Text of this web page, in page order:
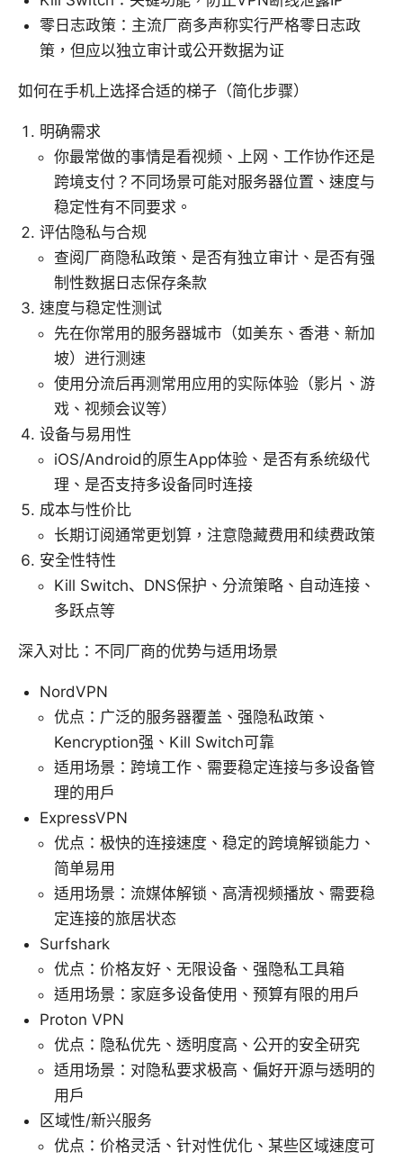
零日志政策：主流厂商多声称实行严格零日志政
策，但应以独立审计或公开数据为证
如何在手机上选择合适的梯子（简化步骤）
明确需求
你最常做的事情是看视频、上网、工作协作还是
跨境支付？不同场景可能对服务器位置、速度与
稳定性有不同要求。
评估隐私与合规
查阅厂商隐私政策、是否有独立审计、是否有强
制性数据日志保存条款
速度与稳定性测试
先在你常用的服务器城市（如美东、香港、新加
坡）进行测速
使用分流后再测常用应用的实际体验（影片、游
戏、视频会议等）
设备与易用性
iOS/Android的原生App体验、是否有系统级代
理、是否支持多设备同时连接
成本与性价比
长期订阅通常更划算，注意隐藏费用和续费政策
安全性特性
Kill Switch、DNS保护、分流策略、自动连接、
多跃点等
深入对比：不同厂商的优势与适用场景
NordVPN
优点：广泛的服务器覆盖、强隐私政策、
Kencryption强、Kill Switch可靠
适用场景：跨境工作、需要稳定连接与多设备管
理的用户
ExpressVPN
优点：极快的连接速度、稳定的跨境解锁能力、
简单易用
适用场景：流媒体解锁、高清视频播放、需要稳
定连接的旅居状态
Surfshark
优点：价格友好、无限设备、强隐私工具箱
适用场景：家庭多设备使用、预算有限的用户
Proton VPN
优点：隐私优先、透明度高、公开的安全研究
适用场景：对隐私要求极高、偏好开源与透明的
用户
区域性/新兴服务
优点：价格灵活、针对性优化、某些区域速度可